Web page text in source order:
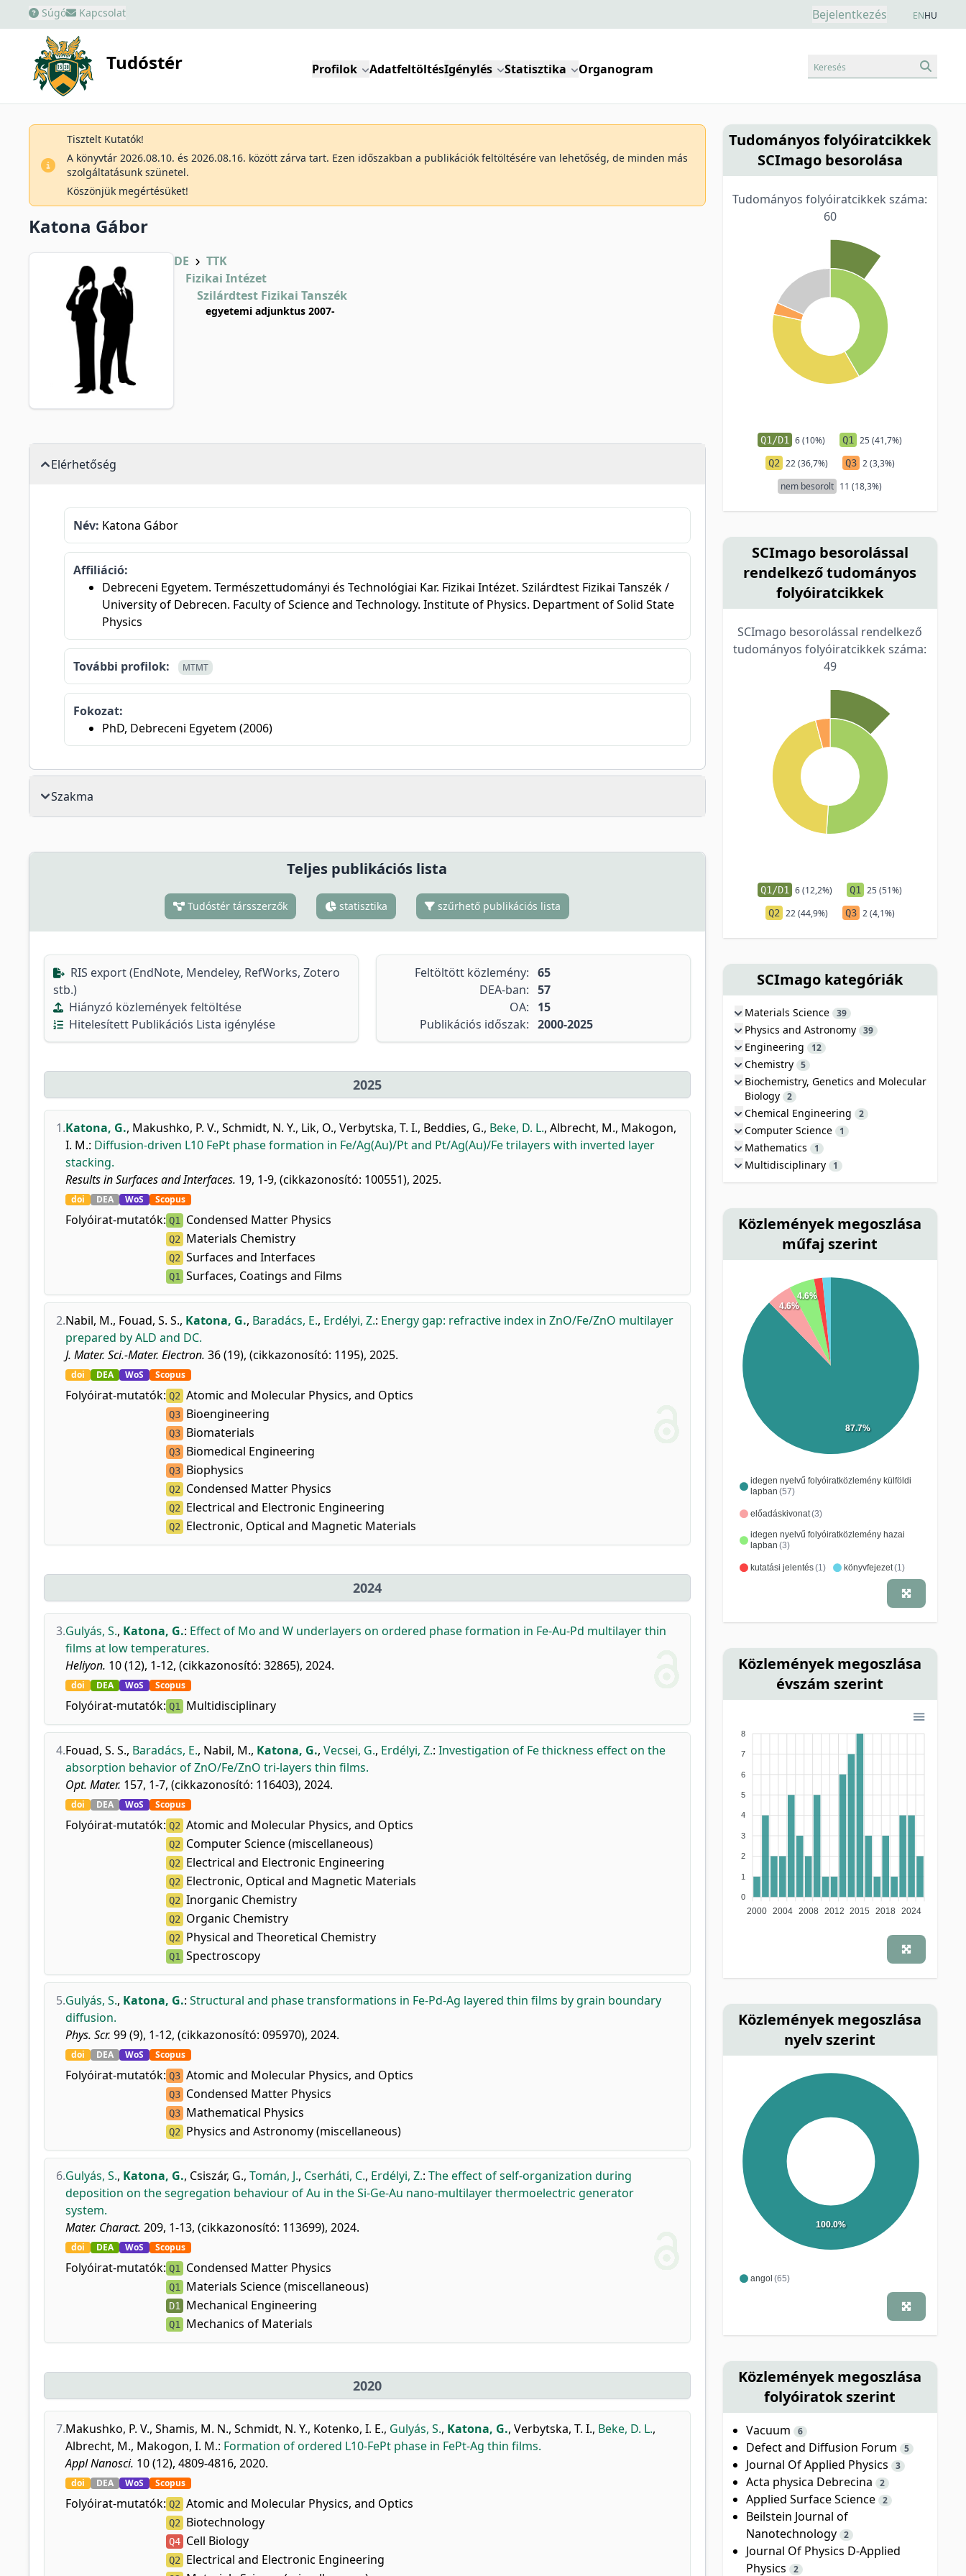
Súgó Kapcsolat Bejelentkezés ENHU
Tudóstér Profilok AdatfeltöltésIgénylés Statisztika Organogram Keresés
Tisztelt Kutatók!
A könyvtár 2026.08.10. és 2026.08.16. között zárva tart. Ezen időszakban a publikációk feltöltésére van lehetőség, de minden más
szolgáltatásunk szünetel.
Köszönjük megértésüket!
Katona Gábor
DE
TTK
Fizikai Intézet
Szilárdtest Fizikai Tanszék
egyetemi adjunktus 2007-
Elérhetőség
Név: Katona Gábor
Affiliáció:
Debreceni Egyetem. Természettudományi és Technológiai Kar. Fizikai Intézet. Szilárdtest Fizikai Tanszék /
University of Debrecen. Faculty of Science and Technology. Institute of Physics. Department of Solid State
Physics
További profilok: MTMT
Fokozat:
PhD, Debreceni Egyetem (2006)
Szakma
Teljes publikációs lista
Tudóstér társszerzők statisztika szűrhető publikációs lista
RIS export (EndNote, Mendeley, RefWorks, Zotero
stb.)
Hiányzó közlemények feltöltése
Hitelesített Publikációs Lista igénylése
Feltöltött közlemény: 65
DEA-ban: 57
OA:
15
Publikációs időszak: 2000-2025
2025
1.Katona, G., Makushko, P. V., Schmidt, N. Y., Lik, O., Verbytska, T. I., Beddies, G., Beke, D. L., Albrecht, M., Makogon,
I. M.: Diffusion-driven L10 FePt phase formation in Fe/Ag(Au)/Pt and Pt/Ag(Au)/Fe trilayers with inverted layer
stacking.
Results in Surfaces and Interfaces. 19, 1-9, (cikkazonosító: 100551), 2025.
doi DEA WoS Scopus
Folyóirat-mutatók: Q1 Condensed Matter Physics
Q2 Materials Chemistry
Q2 Surfaces and Interfaces
Q1 Surfaces, Coatings and Films
2.Nabil, M., Fouad, S. S., Katona, G., Baradács, E., Erdélyi, Z.: Energy gap: refractive index in ZnO/Fe/ZnO multilayer
prepared by ALD and DC.
J. Mater. Sci.-Mater. Electron. 36 (19), (cikkazonosító: 1195), 2025.
doi DEA WoS Scopus
Folyóirat-mutatók: Q2 Atomic and Molecular Physics, and Optics
Q3 Bioengineering
Q3 Biomaterials
Q3 Biomedical Engineering
Q3 Biophysics
Q2 Condensed Matter Physics
Q2 Electrical and Electronic Engineering
Q2 Electronic, Optical and Magnetic Materials
2024
3.Gulyás, S., Katona, G.: Effect of Mo and W underlayers on ordered phase formation in Fe-Au-Pd multilayer thin
films at low temperatures.
Heliyon. 10 (12), 1-12, (cikkazonosító: 32865), 2024.
doi DEA WoS Scopus
Folyóirat-mutatók: Q1 Multidisciplinary
4.Fouad, S. S., Baradács, E., Nabil, M., Katona, G., Vecsei, G., Erdélyi, Z.: Investigation of Fe thickness effect on the
absorption behavior of ZnO/Fe/ZnO tri-layers thin films.
Opt. Mater. 157, 1-7, (cikkazonosító: 116403), 2024.
doi DEA WoS Scopus
Folyóirat-mutatók: Q2 Atomic and Molecular Physics, and Optics
Q2 Computer Science (miscellaneous)
Q2 Electrical and Electronic Engineering
Q2 Electronic, Optical and Magnetic Materials
Q2 Inorganic Chemistry
Q2 Organic Chemistry
Q2 Physical and Theoretical Chemistry
Q1 Spectroscopy
5.Gulyás, S., Katona, G.: Structural and phase transformations in Fe-Pd-Ag layered thin films by grain boundary
diffusion.
Phys. Scr. 99 (9), 1-12, (cikkazonosító: 095970), 2024.
doi DEA WoS Scopus
Folyóirat-mutatók: Q3 Atomic and Molecular Physics, and Optics
Q3 Condensed Matter Physics
Q3 Mathematical Physics
Q2 Physics and Astronomy (miscellaneous)
6.Gulyás, S., Katona, G., Csiszár, G., Tomán, J., Cserháti, C., Erdélyi, Z.: The effect of self-organization during
deposition on the segregation behaviour of Au in the Si-Ge-Au nano-multilayer thermoelectric generator
system.
Mater. Charact. 209, 1-13, (cikkazonosító: 113699), 2024.
doi DEA WoS Scopus
Folyóirat-mutatók: Q1 Condensed Matter Physics
Q1 Materials Science (miscellaneous)
D1 Mechanical Engineering
Q1 Mechanics of Materials
2020
7.Makushko, P. V., Shamis, M. N., Schmidt, N. Y., Kotenko, I. E., Gulyás, S., Katona, G., Verbytska, T. I., Beke, D. L.,
Albrecht, M., Makogon, I. M.: Formation of ordered L10-FePt phase in FePt-Ag thin films.
Appl Nanosci. 10 (12), 4809-4816, 2020.
doi DEA WoS Scopus
Folyóirat-mutatók: Q2 Atomic and Molecular Physics, and Optics
Q2 Biotechnology
Q4 Cell Biology
Q2 Electrical and Electronic Engineering
Tudományos folyóiratcikkek
SCImago besorolása
Tudományos folyóiratcikkek száma:
60
Q1/D1 6 (10%) Q1 25 (41,7%)
Q2 22 (36,7%) Q3 2 (3,3%)
nem besorolt 11 (18,3%)
SCImago besorolással
rendelkező tudományos
folyóiratcikkek
SCImago besorolással rendelkező
tudományos folyóiratcikkek száma:
49
Q1/D1 6 (12,2%) Q1 25 (51%)
Q2 22 (44,9%) Q3 2 (4,1%)
SCImago kategóriák
Materials Science 39
Physics and Astronomy 39
Engineering 12
Chemistry 5
Biochemistry, Genetics and Molecular
Biology 2
Chemical Engineering 2
Computer Science 1
Mathematics 1
Multidisciplinary 1
Közlemények megoszlása
műfaj szerint
idegen nyelvű folyóiratközlemény külföldi
lapban (57)
előadáskivonat(3)
idegen nyelvű folyóiratközlemény hazai
lapban (3)
kutatási jelentés(1) könyvfejezet(1)
87.7%
4.6%
4.6%
Közlemények megoszlása
évszám szerint
8
7
6
5
4
3
2
1
0
2000 2004 2008 2012 2015 2018 2024
Közlemények megoszlása
nyelv szerint
angol (65)
100.0%
Közlemények megoszlása
folyóiratok szerint
Vacuum 6
Defect and Diffusion Forum 5
Journal Of Applied Physics 3
Acta physica Debrecina 2
Applied Surface Science 2
Beilstein Journal of
Nanotechnology 2
Journal Of Physics D-Applied
Physics
2